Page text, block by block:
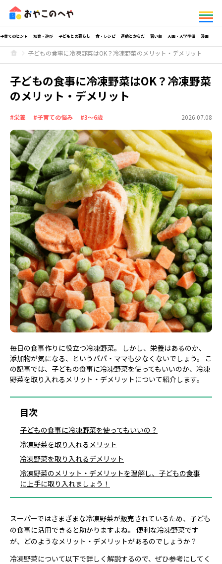
子育てのヒント 知育・遊び 子どもとの暮らし 食・レシピ 運動とからだ 習い事 入園・入学準備 漫画
子どもの食事に冷凍野菜はOK？冷凍野菜のメリット・デメリット
子どもの食事に冷凍野菜はOK？冷凍野菜
のメリット・デメリット
#栄養 #子育ての悩み #3～6歳 2026.07.08
毎日の食事作りに役立つ冷凍野菜。 しかし、栄養はあるのか、
添加物が気になる、というパパ・ママも少なくないでしょう。 こ
の記事では、子どもの食事に冷凍野菜を使ってもいいのか、冷凍
野菜を取り入れるメリット・デメリットについて紹介します。
目次
子どもの食事に冷凍野菜を使ってもいいの？
冷凍野菜を取り入れるメリット
冷凍野菜を取り入れるデメリット
冷凍野菜のメリット・デメリットを理解し、子どもの食事
に上手に取り入れましょう！
スーパーではさまざまな冷凍野菜が販売されているため、子ども
の食事に活用できると助かりますよね。 便利な冷凍野菜です
が、どのようなメリット・デメリットがあるのでしょうか？
冷凍野菜について以下で詳しく解説するので、ぜひ参考にしてく